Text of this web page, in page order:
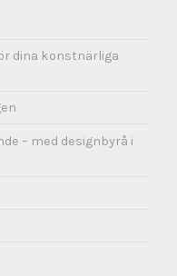
dina konstnärliga
– med designbyrå i